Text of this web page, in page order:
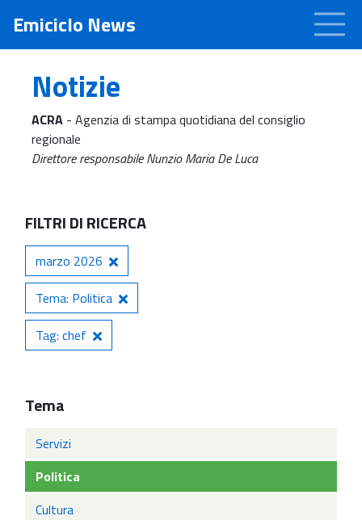
Emiciclo News
Notizie
ACRA - Agenzia di stampa quotidiana del consiglio
regionale
Direttore responsabile Nunzio Maria De Luca
FILTRI DI RICERCA
marzo 2026
Tema: Politica
Tag: chef
Tema
Servizi
Politica
Cultura